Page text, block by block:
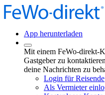
App herunterladen
Mit einem FeWo-direkt-
Gastgeber zu
deine Nachrichten zu
Login für Reisende
Als Vermieter